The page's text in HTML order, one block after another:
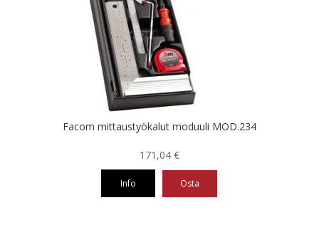
Facom mittaustyökalut moduuli MOD.234
171,04 €
Info Osta